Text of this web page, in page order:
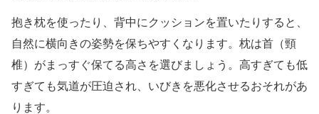
抱き枕を使ったり、背中にクッションを置いたりすると、
自然に横向きの姿勢を保ちやすくなります。枕は首（頸
椎）がまっすぐ保てる高さを選びましょう。高すぎても低
すぎても気道が圧迫され、いびきを悪化させるおそれがあ
ります。